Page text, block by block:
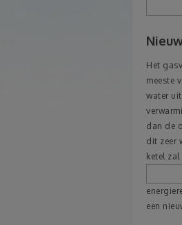
Het
meeste
water
dan de
dit zeer
ketel
een